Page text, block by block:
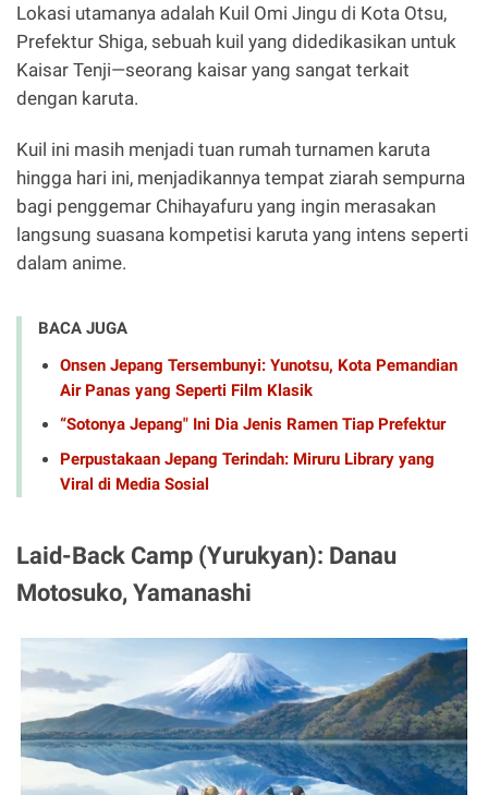
Lokasi utamanya adalah Kuil Omi Jingu di Kota Otsu,
Prefektur Shiga, sebuah kuil yang didedikasikan untuk
Kaisar Tenji—seorang kaisar yang sangat terkait
dengan karuta.
Kuil ini masih menjadi tuan rumah turnamen karuta
hingga hari ini, menjadikannya tempat ziarah sempurna
bagi penggemar Chihayafuru yang ingin merasakan
langsung suasana kompetisi karuta yang intens seperti
dalam anime.
BACA JUGA
Onsen Jepang Tersembunyi: Yunotsu, Kota Pemandian
Air Panas yang Seperti Film Klasik
“Sotonya Jepang" Ini Dia Jenis Ramen Tiap Prefektur
Perpustakaan Jepang Terindah: Miruru Library yang
Viral di Media Sosial
Laid-Back Camp (Yurukyan): Danau
Motosuko, Yamanashi